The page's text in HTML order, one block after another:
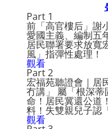
Part 1
前「高官樓后」謝
愛國主義、編制五
居民聯署要求放寬
風」指彈性處理！
觀看
Part 2
宏福苑聽證會｜居
冇講」 屬「根深
命！居民冀還公道
料！失雙親兒子認
觀看